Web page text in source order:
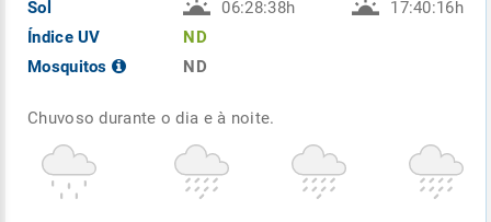
Sol
Índice UV
Mosquitos
06:28:38h
ND
ND
17:40:16h
Chuvoso durante o dia e à noite.